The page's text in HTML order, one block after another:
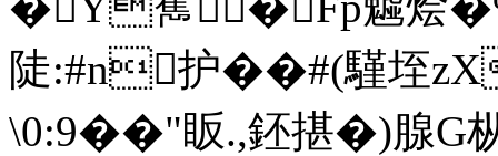
陡:#n护��#(騹垤
\0:9��"眅.,鉟揕�)腺G